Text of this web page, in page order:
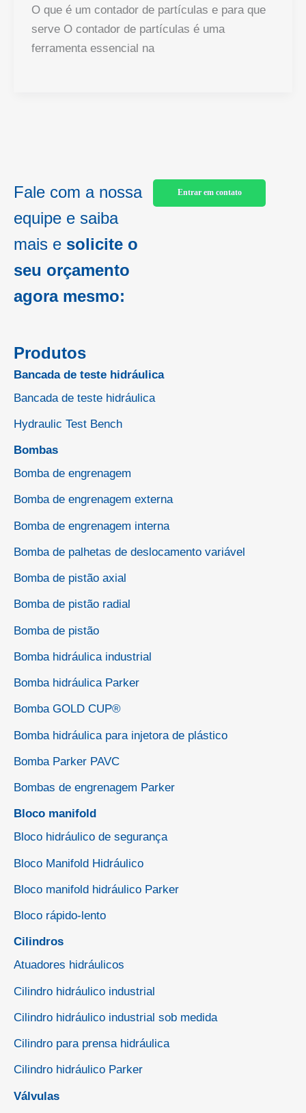
O que é um contador de partículas e para que
serve O contador de partículas é uma
ferramenta essencial na
Fale com a nossa
equipe e saiba
mais e solicite o
seu orçamento
agora mesmo:
Entrar em contato
Produtos
Bancada de teste hidráulica
Bancada de teste hidráulica
Hydraulic Test Bench
Bombas
Bomba de engrenagem
Bomba de engrenagem externa
Bomba de engrenagem interna
Bomba de palhetas de deslocamento variável
Bomba de pistão axial
Bomba de pistão radial
Bomba de pistão
Bomba hidráulica industrial
Bomba hidráulica Parker
Bomba GOLD CUP®
Bomba hidráulica para injetora de plástico
Bomba Parker PAVC
Bombas de engrenagem Parker
Bloco manifold
Bloco hidráulico de segurança
Bloco Manifold Hidráulico
Bloco manifold hidráulico Parker
Bloco rápido-lento
Cilindros
Atuadores hidráulicos
Cilindro hidráulico industrial
Cilindro hidráulico industrial sob medida
Cilindro para prensa hidráulica
Cilindro hidráulico Parker
Válvulas